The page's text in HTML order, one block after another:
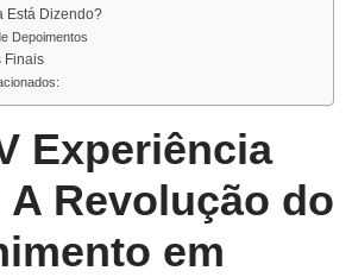
Está Dizendo?
Depoimentos
Finais
Experiência
Revolução do
em